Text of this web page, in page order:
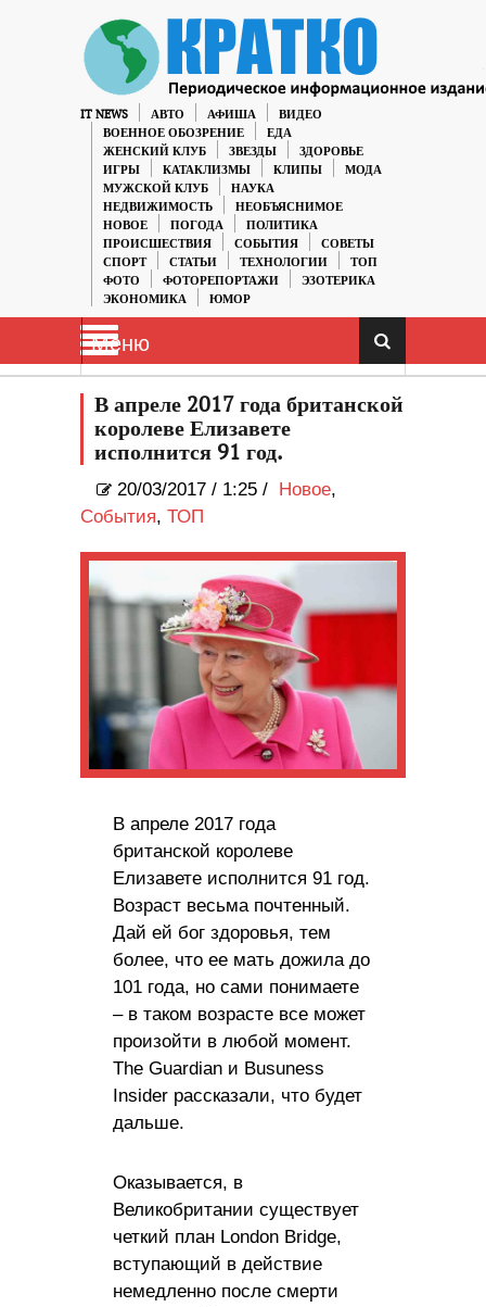
IT NEWS АВТО АФИША
ВИДЕО
ВОЕННОЕ ОБОЗРЕНИЕ
ЕДА
ЖЕНСКИЙ КЛУБ
ЗВЕЗДЫ
ЗДОРОВЬЕ
ИГРЫ
КАТАКЛИЗМЫ КЛИПЫ
МОДА
МУЖСКОЙ КЛУБ
НАУКА
НЕДВИЖИМОСТЬ
НЕОБЪЯСНИМОЕ
НОВОЕ
ПОГОДА
ПОЛИТИКА
ПРОИСШЕСТВИЯ
СОБЫТИЯ
СОВЕТЫ
СПОРТ
СТАТЬИ ТЕХНОЛОГИИ
ТОП
ФОТО
ФОТОРЕПОРТАЖИ
ЭЗОТЕРИКА
ЭКОНОМИКА
ЮМОР
Меню
В апреле 2017 года британской
королеве Елизавете
исполнится 91 год.
20/03/2017 / 1:25 / Новое,
События, ТОП
В апреле 2017 года
британской королеве
Елизавете исполнится 91 год.
Возраст весьма почтенный.
Дай ей бог здоровья, тем
более, что ее мать дожила до
101 года, но сами понимаете
– в таком возрасте все может
произойти в любой момент.
The Guardian и Busuness
Insider рассказали, что будет
дальше.
Оказывается, в
Великобритании существует
четкий план London Bridge,
вступающий в действие
немедленно после смерти